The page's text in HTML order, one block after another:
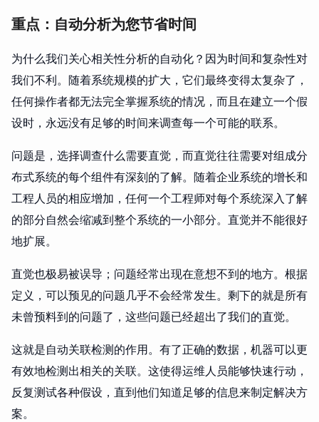
重点：自动分析为您节省时间
为什么我们关心相关性分析的自动化？因为时间和复杂性对
我们不利。随着系统规模的扩大，它们最终变得太复杂了，
任何操作者都无法完全掌握系统的情况，而且在建立一个假
设时，永远没有足够的时间来调查每一个可能的联系。
问题是，选择调查什么需要直觉，而直觉往往需要对组成分
布式系统的每个组件有深刻的了解。随着企业系统的增长和
工程人员的相应增加，任何一个工程师对每个系统深入了解
的部分自然会缩减到整个系统的一小部分。直觉并不能很好
地扩展。
直觉也极易被误导；问题经常出现在意想不到的地方。根据
定义，可以预见的问题几乎不会经常发生。剩下的就是所有
未曾预料到的问题了，这些问题已经超出了我们的直觉。
这就是自动关联检测的作用。有了正确的数据，机器可以更
有效地检测出相关的关联。这使得运维人员能够快速行动，
反复测试各种假设，直到他们知道足够的信息来制定解决方
案。